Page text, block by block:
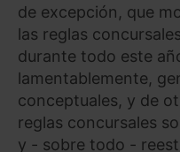
de excepción, que
las reglas
durante todo este
lamentablemente,
conceptuales, y de
reglas concursales
y - sobre todo -